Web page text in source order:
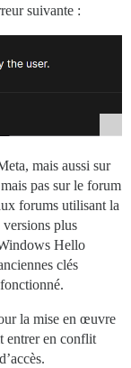
suivante :
mais aussi sur
pas sur le forum
forums utilisant la
plus
Hello
clés
la mise en œuvre
entrer en conflit